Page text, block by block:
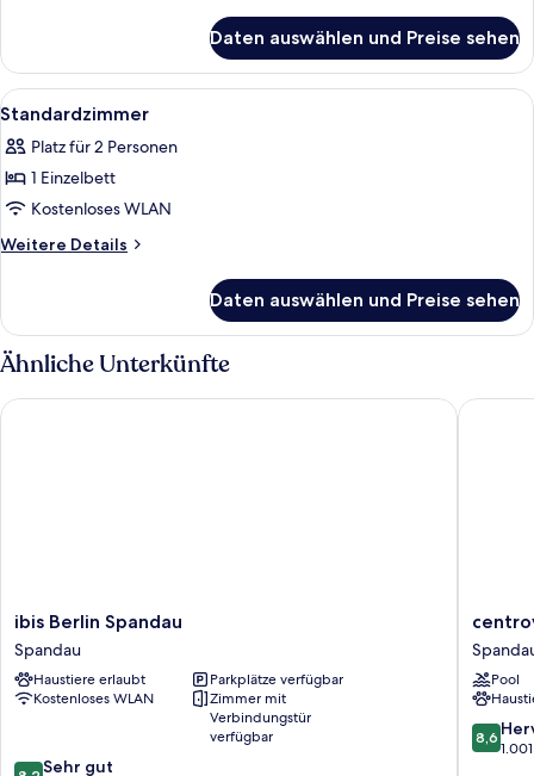
2 Einzelbetten
Daten auswählen und Preise sehen
Alle
Fotos
für
Standardzimmer
anzeigen
Ein Hotelzimmer mit einem großen
17
Standardzimmer
Platz für 2 Personen
1 Einzelbett
Kostenloses WLAN
Weitere Details
Weitere
Daten auswählen und Preise sehen
Ähnliche Unterkünfte
ibis
Berlin
Spandau
Spandau
ibis Berlin Spandau
Spandau
Haustiere erlaubt
Parkplätze verfügbar
Kostenloses WLAN
Zimmer mit
Verbindungstür
verfügbar
8.2 Sehr gut
ibis Berlin Spandau
Hotel
Berlin
Pool
8.6
von
8,6